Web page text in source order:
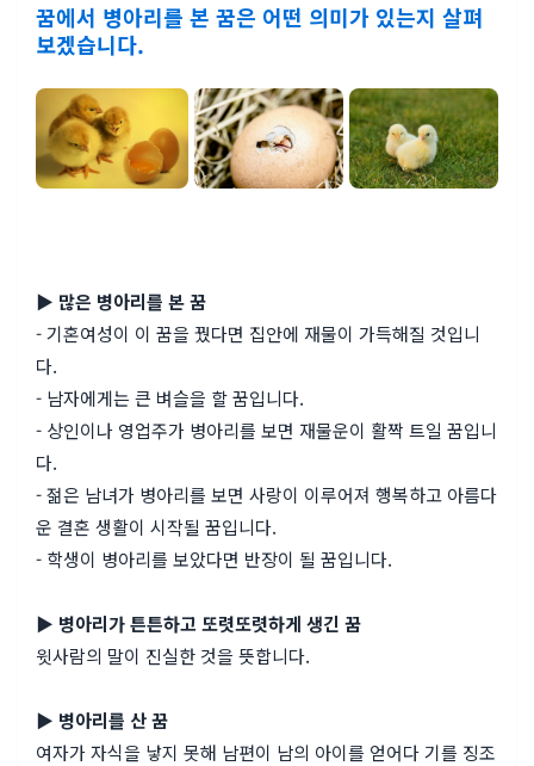
꿈에서 병아리를 본 꿈은 어떤 의미가 있는지 살펴
보겠습니다.
▶ 많은 병아리를 본 꿈
- 기혼여성이 이 꿈을 꿨다면 집안에 재물이 가득해질 것입니
다.
- 남자에게는 큰 벼슬을 할 꿈입니다.
- 상인이나 영업주가 병아리를 보면 재물운이 활짝 트일 꿈입니
다.
- 젊은 남녀가 병아리를 보면 사랑이 이루어져 행복하고 아름다
운 결혼 생활이 시작될 꿈입니다.
- 학생이 병아리를 보았다면 반장이 될 꿈입니다.
▶ 병아리가 튼튼하고 또렷또렷하게 생긴 꿈
윗사람의 말이 진실한 것을 뜻합니다.
▶ 병아리를 산 꿈
여자가 자식을 낳지 못해 남편이 남의 아이를 얻어다 기를 징조